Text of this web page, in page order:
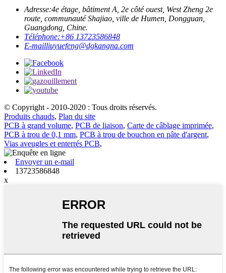
Adresse:4e étage, bâtiment A, 2e côté ouest, West Zheng 2e
route, communauté Shajiao, ville de Humen, Dongguan,
Guangdong, Chine.
Téléphone:+86 13723586848
E-mailliuyuefeng@dgkangna.com
© Copyright - 2010-2020 : Tous droits réservés.
Produits chauds, Plan du site
PCB à grand volume, PCB de liaison, Carte de câblage imprimée,
PCB à trou de 0,1 mm, PCB à trou de bouchon en pâte d'argent,
Vias aveugles et enterrés PCB,
Envoyer un e-mail
13723586848
x